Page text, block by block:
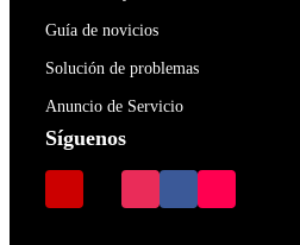
Guía de novicios
Solución de problemas
Anuncio de Servicio
Síguenos